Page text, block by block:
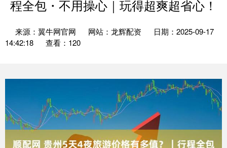
程全包・不用操心｜玩得超爽超省心！
来源：翼牛网官网 网站：龙辉配资
日期：2025-09-17
14:42:18
查看：120